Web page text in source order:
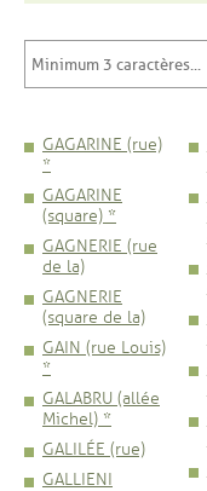
GAGARINE (rue)
*
GAGARINE
(square) *
GAGNERIE (rue
de la)
GAGNERIE
(square de la)
GAIN (rue Louis)
*
GALABRU (allée
Michel) *
GALILÉE (rue)
GALLIENI